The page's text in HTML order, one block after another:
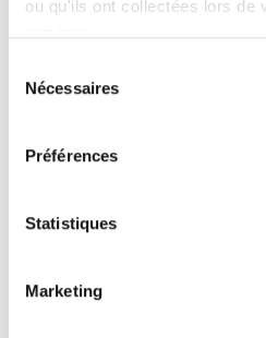
ou qu'ils ont collectées lors de
Nécessaires
Préférences
Statistiques
MarketingUtilisation de